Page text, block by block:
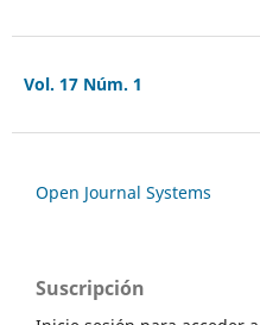
Vol. 17 Núm. 1
Open Journal Systems
Suscripción